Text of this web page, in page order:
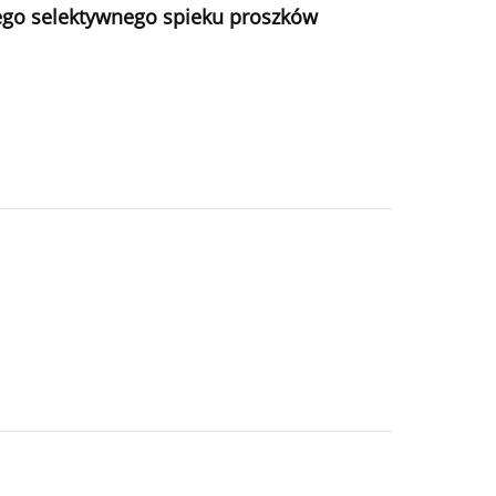
selektywnego spieku proszków